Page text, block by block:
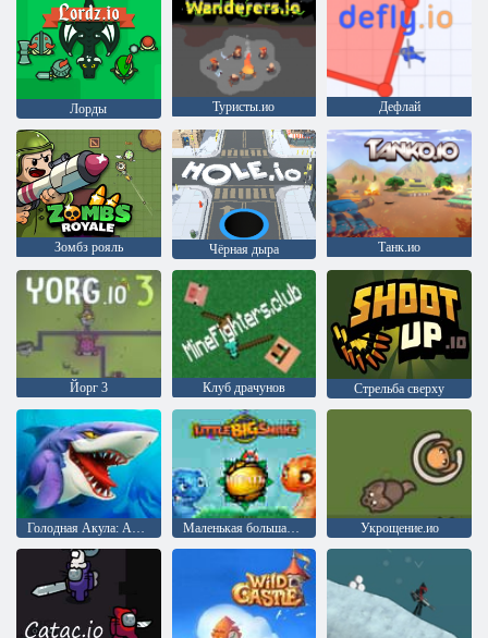
Лорды Туристы.ио Дефлай
Зомбз рояль Чёрная дыра Танк.ио
Йорг 3 Клуб драчунов Стрельба сверху
Голодная Акула: Арена Маленькая большая змея Укрощение.ио